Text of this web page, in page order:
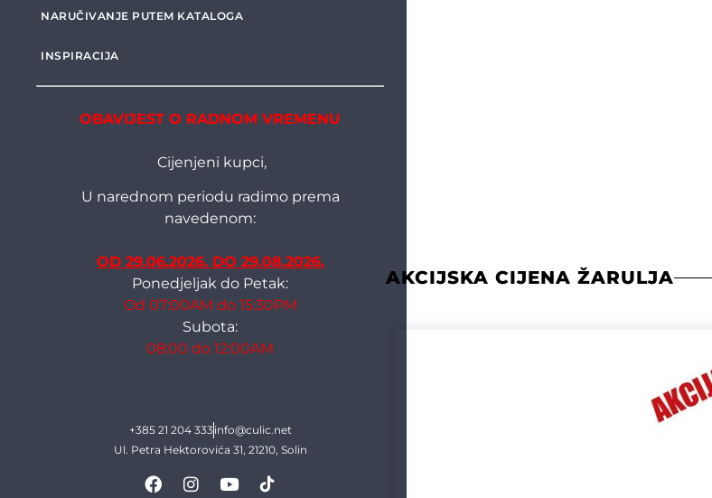
NARUČIVANJE PUTEM KATALOGA
INSPIRACIJA
OBAVIJEST O RADNOM VREMENU
Cijenjeni kupci,
U narednom periodu radimo prema
navedenom:
OD 29.06.2026. DO 29.08.2026.
Ponedjeljak do Petak:
Od 07:00AM do 15:30PM
Subota:
08:00 do 12:00AM
+385 21 204 333info@culic.net
Ul. Petra Hektorovića 31, 21210, Solin
AKCIJSKA CIJENA ŽARULJA